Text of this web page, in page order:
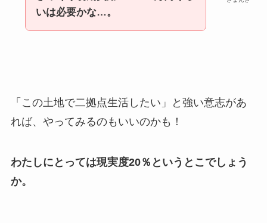
いは必要かな…。
「この土地で二拠点生活したい」と強い意志があ
れば、やってみるのもいいのかも！
わたしにとっては現実度20％というとこでしょう
か。